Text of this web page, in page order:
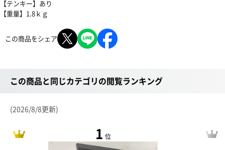
【テンキー】あり
【重量】1.8ｋｇ
この商品をシェア
この商品と同じカテゴリの閲覧ランキング
(2026/8/8更新)
1 位